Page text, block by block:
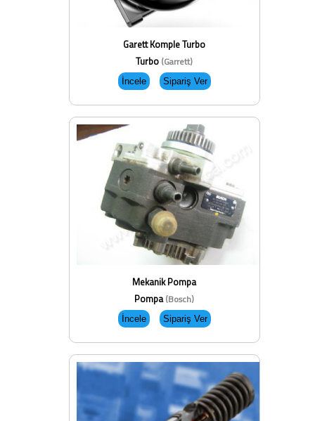
Garett Komple Turbo
Turbo (Garrett)
Mekanik Pompa
Pompa(Bosch)